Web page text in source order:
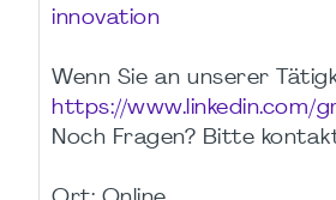
innovation
Wenn Sie an unserer
https://www.linkedin.com/
Noch Fragen? Bitte